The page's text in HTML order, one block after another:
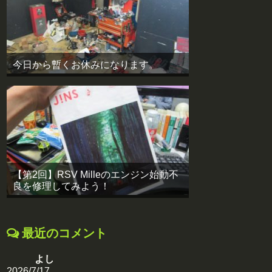
今日から暫くお休みになります。
【第2回】RSV Milleのエンジン始動不
良を修理してみよう！
最近のコメント
よし